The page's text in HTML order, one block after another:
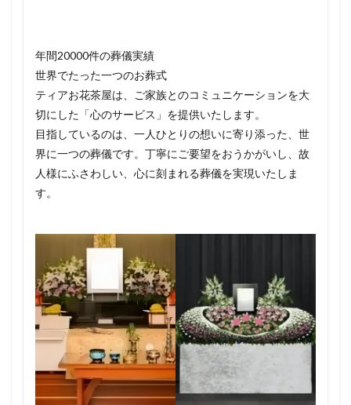
年間20000件の葬儀実績
世界でたった一つのお葬式
ティアお花茶屋は、ご家族とのコミュニケーションを大
切にした「心のサービス」を提供いたします。
目指しているのは、一人ひとりの想いに寄り添った、世
界に一つの葬儀です。丁寧にご要望をおうかがいし、故
人様にふさわしい、心に刻まれる葬儀を実現いたしま
す。